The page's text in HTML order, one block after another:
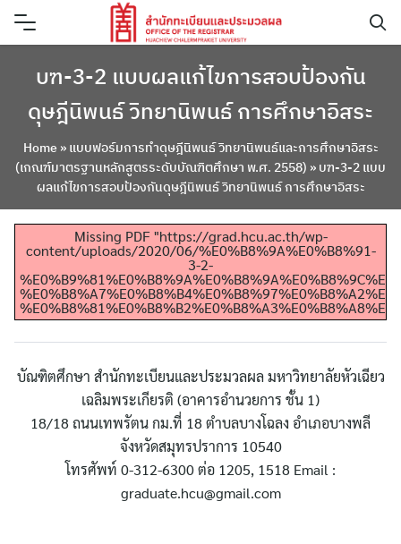
Skip
ค้นหา
สำหรับ:
บฑ-3-2 แบบผลแก้ไขการสอบป้องกัน
ดุษฎีนิพนธ์ วิทยานิพนธ์ การศึกษาอิสระ
Home» แบบฟอร์มการทำดุษฎีนิพนธ์ วิทยานิพนธ์และการศึกษาอิสระ
(เกณฑ์มาตรฐานหลักสูตรระดับบัณฑิตศึกษา พ.ศ. 2558) » บฑ-3-2 แบบ
ผลแก้ไขการสอบป้องกันดุษฎีนิพนธ์ วิทยานิพนธ์ การศึกษาอิสระ
Missing PDF "https://grad.hcu.ac.th/wp-
content/uploads/2020/06/%E0%B8%9A%E0%B8%91-
3-2-
บัณฑิตศึกษา สำนักทะเบียนและประมวลผล มหาวิทยาลัยหัวเฉียว
เฉลิมพระเกียรติ (อาคารอำนวยการ ชั้น 1)
18/18 ถนนเทพรัตน กม.ที่ 18 ตำบลบางโฉลง อำเภอบางพลี
จังหวัดสมุทรปราการ 10540
โทรศัพท์ 0-312-6300 ต่อ 1205, 1518 Email :
graduate.hcu@gmail.com